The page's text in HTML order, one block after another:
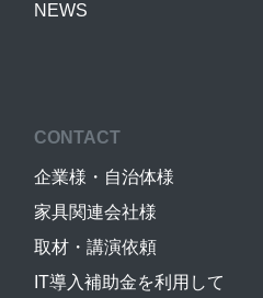
NEWS
CONTACT
企業様・自治体様
家具関連会社様
取材・講演依頼
IT導入補助金を利用して